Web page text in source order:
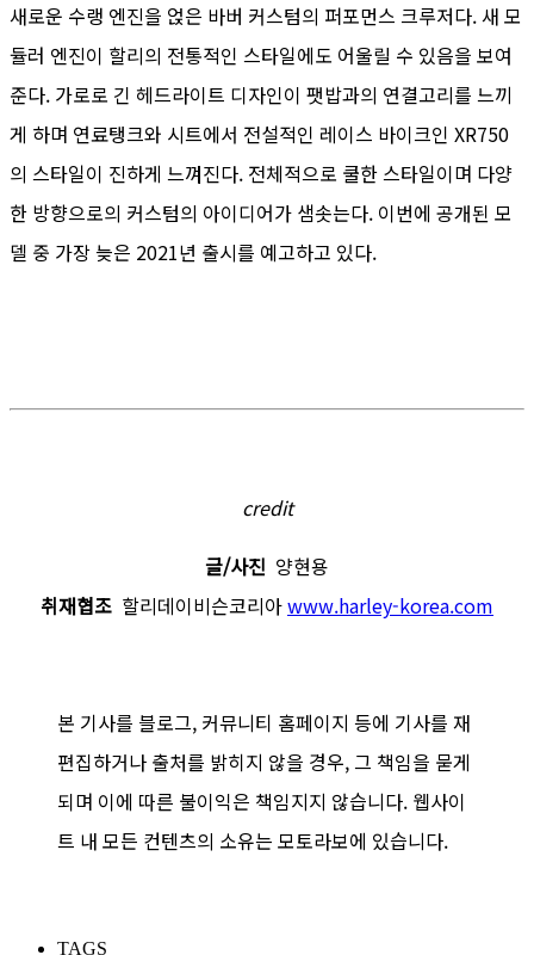
새로운 수랭 엔진을 얹은 바버 커스텀의 퍼포먼스 크루저다. 새 모
듈러 엔진이 할리의 전통적인 스타일에도 어울릴 수 있음을 보여
준다. 가로로 긴 헤드라이트 디자인이 팻밥과의 연결고리를 느끼
게 하며 연료탱크와 시트에서 전설적인 레이스 바이크인 XR750
의 스타일이 진하게 느껴진다. 전체적으로 쿨한 스타일이며 다양
한 방향으로의 커스텀의 아이디어가 샘솟는다. 이번에 공개된 모
델 중 가장 늦은 2021년 출시를 예고하고 있다.
credit
글/사진 양현용
취재협조 할리데이비슨코리아www.harley-korea.com
본 기사를 블로그, 커뮤니티 홈페이지 등에 기사를 재
편집하거나 출처를 밝히지 않을 경우, 그 책임을 묻게
되며 이에 따른 불이익은 책임지지 않습니다. 웹사이
트 내 모든 컨텐츠의 소유는 모토라보에 있습니다.
TAGS